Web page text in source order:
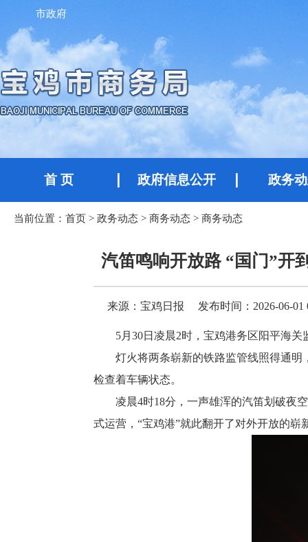
市政府
首 页 政府信息公开 政务
当前位置： 首页 > 政务动态 > 商务动态 > 商务动态
汽笛鸣响开放路 “国门”
来源：宝鸡日报 发布时间：2026-06-01
5月30日凌晨2时，宝鸡港务区阳平海
灯火将两条崭新的铁路监管线照得通明
检查着车辆状态。
凌晨4时18分，一声雄浑的汽笛划破夜空
式运营，“宝鸡港”就此翻开了对外开放的崭